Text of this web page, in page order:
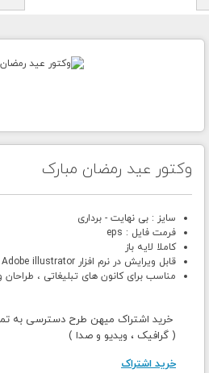
وکتور عید رمضان مبارک
سایز : بی نهایت - برداری
فرمت فایل : eps
کاملا لایه باز
قابل ویرایش در نرم افزار Adobe illustrator و ...
مناسب برای کانون های تبلیغاتی ، طراحان
خرید اشتراک میهن طرح دسترسی به
( گرافیک ، ویدیو و صدا )
خرید اشتراک